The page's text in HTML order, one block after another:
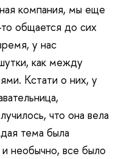
компания, мы еще
общается до сих
у нас
как между
Кстати о них, у
что она вела
тема была
и необычно, все было